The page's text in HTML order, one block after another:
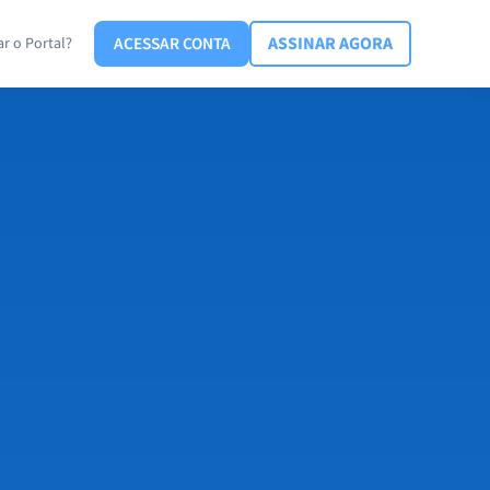
o Portal? ACESSAR CONTA ASSINAR AGORA